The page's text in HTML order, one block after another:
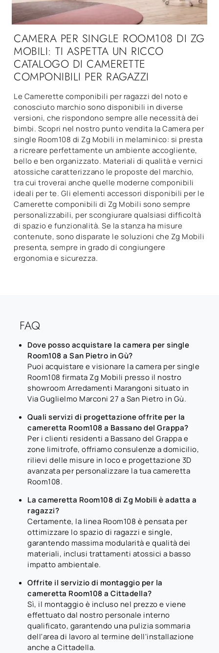
CAMERA PER SINGLE ROOM108 DI ZG
MOBILI: TI ASPETTA UN RICCO
CATALOGO DI CAMERETTE
COMPONIBILI PER RAGAZZI
Le Camerette componibili per ragazzi del noto e
conosciuto marchio sono disponibili in diverse
versioni, che rispondono sempre alle necessità dei
bimbi. Scopri nel nostro punto vendita la Camera per
single Room108 di Zg Mobili in melaminico: si presta
a ricreare perfettamente un ambiente accogliente,
bello e ben organizzato. Materiali di qualità e vernici
atossiche caratterizzano le proposte del marchio,
tra cui troverai anche quelle moderne componibili
ideali per te. Gli elementi accessori disponibili per le
Camerette componibili di Zg Mobili sono sempre
personalizzabili, per scongiurare qualsiasi difficoltà
di spazio e funzionalità. Se la stanza ha misure
contenute, sono disparate le soluzioni che Zg Mobili
presenta, sempre in grado di congiungere
ergonomia e sicurezza.
FAQ
Dove posso acquistare la camera per single
Room108 a San Pietro in Gù?
Puoi acquistare e visionare la camera per single
Room108 firmata Zg Mobili presso il nostro
showroom Arredamenti Marangoni situato in
Via Guglielmo Marconi 27 a San Pietro in Gù.
Quali servizi di progettazione offrite per la
cameretta Room108 a Bassano del Grappa?
Per i clienti residenti a Bassano del Grappa e
zone limitrofe, offriamo consulenze a domicilio,
rilievi delle misure in loco e progettazione 3D
avanzata per personalizzare la tua cameretta
Room108.
La cameretta Room108 di Zg Mobili è adatta a
ragazzi?
Certamente, la linea Room108 è pensata per
ottimizzare lo spazio di ragazzi e single,
garantendo massima modularità e qualità dei
materiali, inclusi trattamenti atossici a basso
impatto ambientale.
Offrite il servizio di montaggio per la
cameretta Room108 a Cittadella?
Sì, il montaggio è incluso nel prezzo e viene
effettuato dal nostro personale interno
qualificato, garantendo una pulizia sommaria
dell'area di lavoro al termine dell'installazione
anche a Cittadella.